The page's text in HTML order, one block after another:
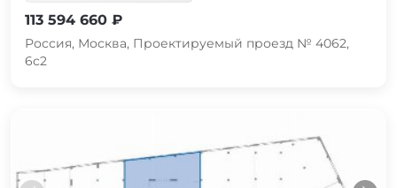
113 594 660 ₽
Россия, Москва, Проектируемый проезд № 4062,
6с2